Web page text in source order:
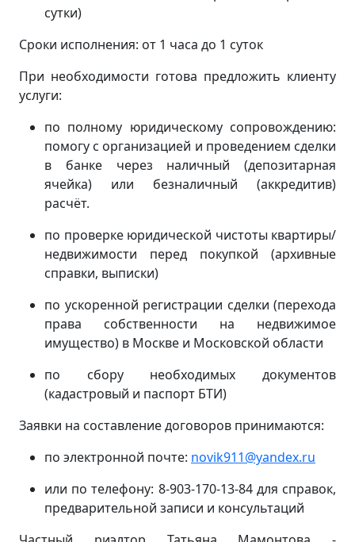
сутки)
Сроки исполнения: от 1 часа до 1 суток
При необходимости готова предложить клиенту
услуги:
по полному юридическому сопровождению:
помогу с организацией и проведением сделки
в банке через наличный (депозитарная
ячейка) или безналичный (аккредитив)
расчёт.
по проверке юридической чистоты квартиры/
недвижимости перед покупкой (архивные
справки, выписки)
по ускоренной регистрации сделки (перехода
права собственности на недвижимое
имущество) в Москве и Московской области
по сбору необходимых документов
(кадастровый и паспорт БТИ)
Заявки на составление договоров принимаются:
по электронной почте: novik911@yandex.ru
или по телефону: 8-903-170-13-84 для справок,
предварительной записи и консультаций